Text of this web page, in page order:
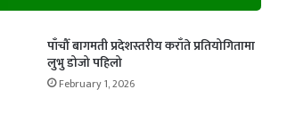
पाँचौँ बागमती प्रदेशस्तरीय कराँते प्रतियोगितामा
लुभु डोजो पहिलो
February 1, 2026